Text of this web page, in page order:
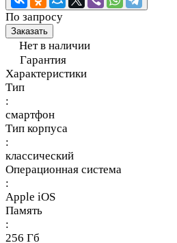
По запросу
Заказать
Нет в наличии
Гарантия
Характеристики
Тип
:
смартфон
Тип корпуса
:
классический
Операционная система
:
Apple iOS
Память
:
256 Гб